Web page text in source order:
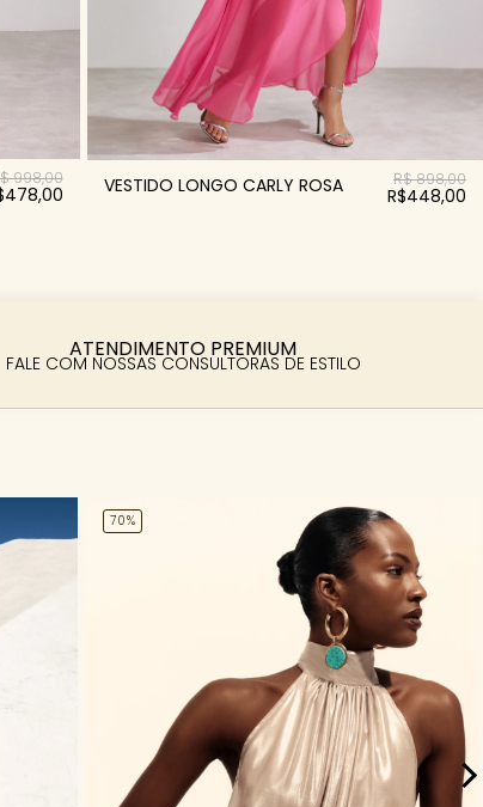
998,00 VESTIDO LONGO CARLY ROSA R$ 898,00
R$448,00
ATENDIMENTO PREMIUM
FALE COM NOSSAS CONSULTORAS DE ESTILO
70%